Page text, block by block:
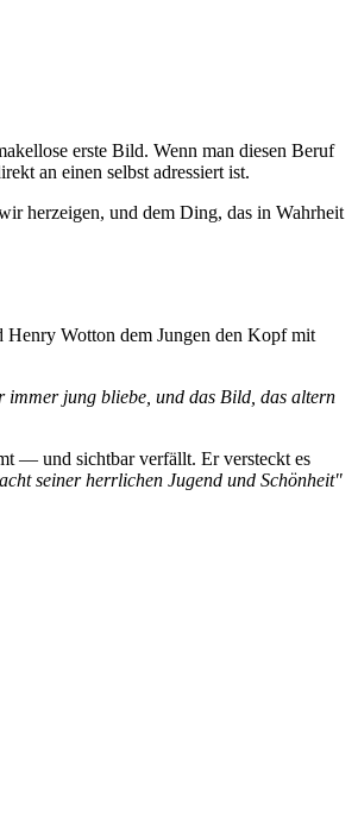
erste Bild. Wenn man diesen Beruf
an einen selbst adressiert ist.
herzeigen, und dem Ding, das in Wahrheit
Henry Wotton dem Jungen den Kopf mit
immer jung bliebe, und das Bild, das altern
— und sichtbar verfällt. Er versteckt es
seiner herrlichen Jugend und Schönheit"